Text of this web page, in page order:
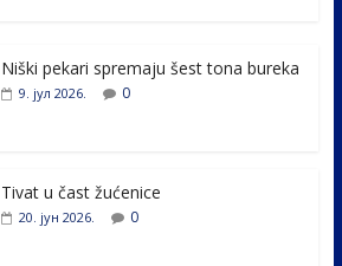
e
er
e
Niški pekari spremaju šest tona bureka
9. јул 2026. 0
Tivat u čast žućenice
20. јун 2026. 0